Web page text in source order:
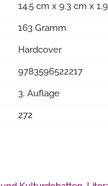
14.5 cm x 9.3 cm x
163 Gramm
Hardcover
9783596522217
3. Auflage
272